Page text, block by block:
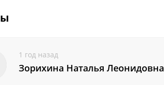
1 год назад
Зорихина Наталья Леонидовна